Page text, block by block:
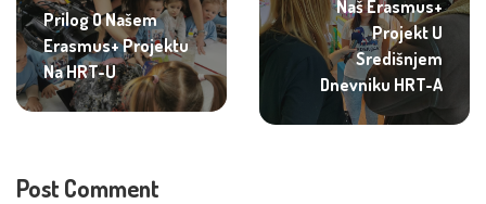
Prilog O Našem
Erasmus+ Projektu
Na HRT-U
Naš Erasmus+
Projekt U
Središnjem
Dnevniku HRT-A
Post Comment